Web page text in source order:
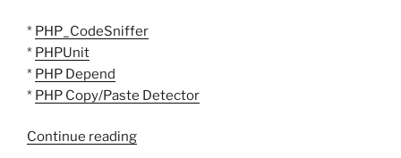
* PHP_CodeSniffer
* PHPUnit
* PHP Depend
* PHP Copy/Paste Detector
Continue reading“Eclipse